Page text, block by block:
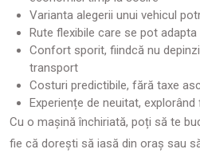
Varianta alegerii unui vehicul
Rute flexibile care se pot
Confort sporit, fiindcă nu
transport
Costuri predictibile, fără taxe
Experiențe de neuitat,
Cu o mașină închiriată, poți să te
fie că dorești să iasă din oraș sau